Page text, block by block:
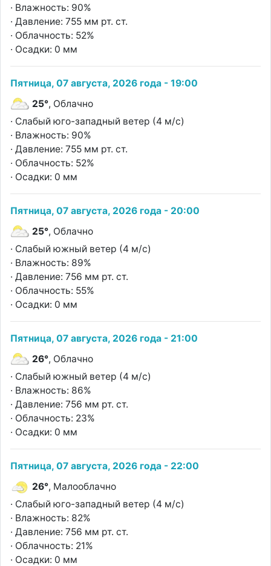
· Влажность: 90%
· Давление: 755 мм рт. ст.
· Облачность: 52%
· Осадки: 0 мм
Пятница, 07 августа, 2026 года - 19:00
25°, Облачно
· Слабый юго-западный ветер (4 м/с)
· Влажность: 90%
· Давление: 755 мм рт. ст.
· Облачность: 52%
· Осадки: 0 мм
Пятница, 07 августа, 2026 года - 20:00
25°, Облачно
· Слабый южный ветер (4 м/с)
· Влажность: 89%
· Давление: 756 мм рт. ст.
· Облачность: 55%
· Осадки: 0 мм
Пятница, 07 августа, 2026 года - 21:00
26°, Облачно
· Слабый южный ветер (4 м/с)
· Влажность: 86%
· Давление: 756 мм рт. ст.
· Облачность: 23%
· Осадки: 0 мм
Пятница, 07 августа, 2026 года - 22:00
26°, Малооблачно
· Слабый юго-западный ветер (4 м/с)
· Влажность: 82%
· Давление: 756 мм рт. ст.
· Облачность: 21%
· Осадки: 0 мм